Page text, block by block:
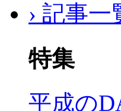
› 記事一
特集
平成の